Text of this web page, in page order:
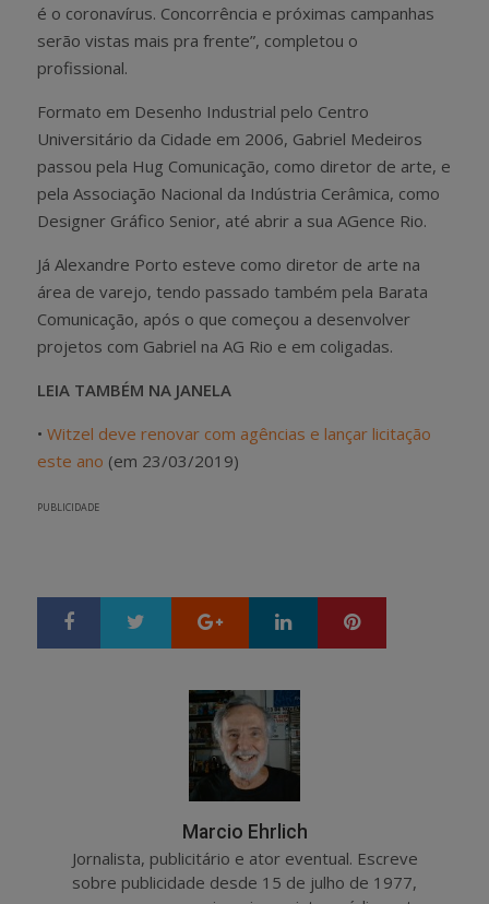
é o coronavírus. Concorrência e próximas campanhas
serão vistas mais pra frente”, completou o
profissional.
Formato em Desenho Industrial pelo Centro
Universitário da Cidade em 2006, Gabriel Medeiros
passou pela Hug Comunicação, como diretor de arte, e
pela Associação Nacional da Indústria Cerâmica, como
Designer Gráfico Senior, até abrir a sua AGence Rio.
Já Alexandre Porto esteve como diretor de arte na
área de varejo, tendo passado também pela Barata
Comunicação, após o que começou a desenvolver
projetos com Gabriel na AG Rio e em coligadas.
LEIA TAMBÉM NA JANELA
• Witzel deve renovar com agências e lançar licitação
este ano (em 23/03/2019)
PUBLICIDADE
Google+ LinkedIn
Marcio Ehrlich
Jornalista, publicitário e ator eventual. Escreve
sobre publicidade desde 15 de julho de 1977,